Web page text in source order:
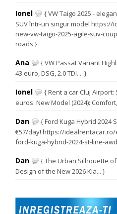
Ionel
{ VW Taigo 2025 -
SUV într-un singur model
new-vw-taigo-2025-agile-suv-
roads }
Ana
{ VW Passat Variant
43 euro, DSG, 2.0 TDI.... }
Ionel
{ Rent a car Cluj Airport:
euros. New Model (2024):
Dan
{ Ford Kuga Hybrid 2024
€57/day! https://
ford-kuga-hybrid-2024-st-line-
Dan
{ The Urban Silhouette
Design of the New 2026 Kia... }